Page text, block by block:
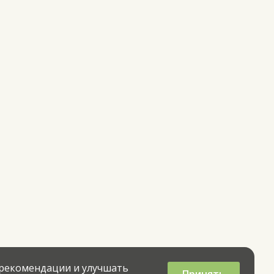
и улучшать